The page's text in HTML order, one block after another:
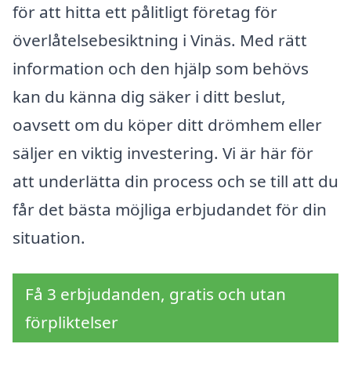
för att hitta ett pålitligt företag för
överlåtelsebesiktning i Vinäs. Med rätt
information och den hjälp som behövs
kan du känna dig säker i ditt beslut,
oavsett om du köper ditt drömhem eller
säljer en viktig investering. Vi är här för
att underlätta din process och se till att du
får det bästa möjliga erbjudandet för din
situation.
Få 3 erbjudanden, gratis och utan
förpliktelser